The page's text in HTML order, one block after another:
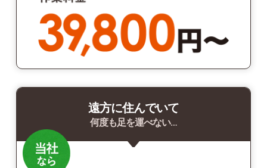
遠方に住んでいて
何度も足を運べない…